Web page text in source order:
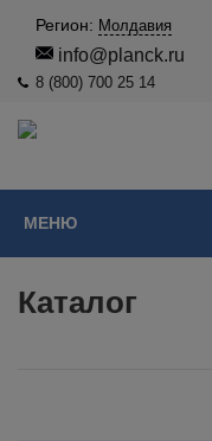
Регион: Молдавия
info@planck.ru
8 (800) 700 25 14
МЕНЮ
Каталог